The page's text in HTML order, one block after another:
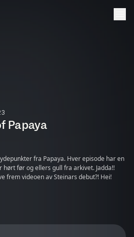
Papaya
fra Papaya. Hver episode har en
før og ellers gull fra arkivet. Jadda!!
frem videoen av Steinars debut?! Hei!